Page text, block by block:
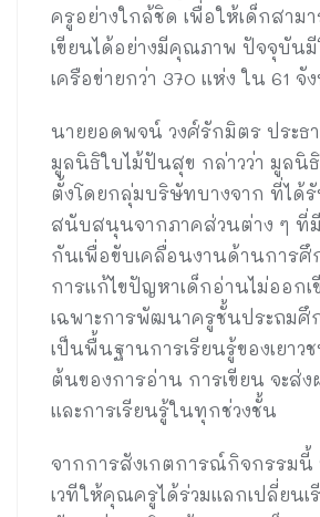
ครูอย่างใกล้ชิด เพื่อให้เด็กสาม
เขียนได้อย่างมีคุณภาพ ปัจจุบันมี
เครือข่ายกว่า 370 แห่ง ใน 61 จั
นายยอดพจน์ วงศ์รักมิตร ประธ
มูลนิธิใบไม้ปันสุข กล่าวว่า มูลนิ
ตั้งโดยกลุ่มบริษัทบางจาก ที่ได้
สนับสนุนจากภาคส่วนต่าง ๆ ที่มี
กันเพื่อขับเคลื่อนงานด้านการศึ
การแก้ไขปัญหาเด็กอ่านไม่ออกเ
เฉพาะการพัฒนาครูชั้นประถมศึ
เป็นพื้นฐานการเรียนรู้ของเยาว
ต้นของการอ่าน การเขียน จะส่
และการเรียนรู้ในทุกช่วงชั้น
จากการสังเกตการณ์กิจกรรมนี้
เวทีให้คุณครูได้ร่วมแลกเปลี่ยนเ